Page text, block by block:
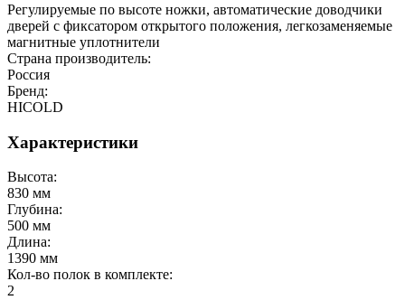
Регулируемые по высоте ножки, автоматические доводчики
дверей с фиксатором открытого положения, легкозаменяемые
магнитные уплотнители
Страна производитель:
Россия
Бренд:
HICOLD
Характеристики
Высота:
830 мм
Глубина:
500 мм
Длина:
1390 мм
Кол-во полок в комплекте:
2